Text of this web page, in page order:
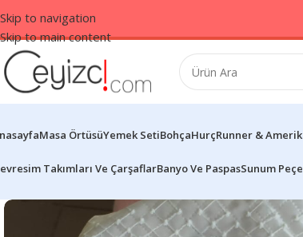
Skip to navigation
Skip to main content
Masa ÖrtüsüYemek SetiBohçaHurçRunner &
Takımları Ve ÇarşaflarBanyo Ve PaspasSunum